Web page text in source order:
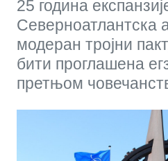
25 година
Северноатлантска
модеран тројни
бити проглашена
претњом